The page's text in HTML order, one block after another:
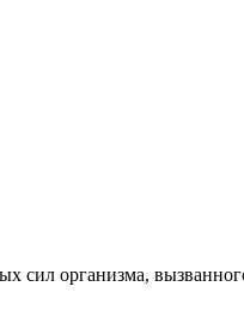
сил организма,